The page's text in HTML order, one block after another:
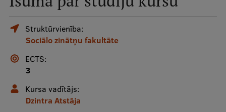
Mobile
galvenā
izvēlne
Studiju iespējas
Pamatstudiju programmas
Maģistra studiju programmas
Doktorantūra
Struktūrvienība:
Sociālo zinātņu fakultāte
ECTS:
3
Kursa vadītājs:
Dzintra Atstāja